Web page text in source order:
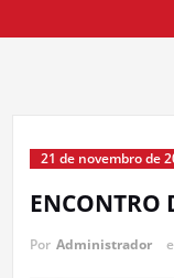
21 de novembro de
ENCONTRO
Por Administrador